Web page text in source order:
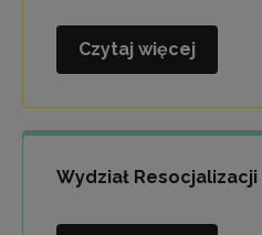
Wydział
Systemu
Doskonalenia
Czytaj więcej
Wydział